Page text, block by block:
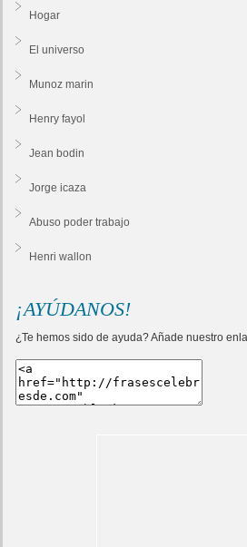
Hogar
El universo
Munoz marin
Henry fayol
Jean bodin
Jorge icaza
Abuso poder trabajo
Henri wallon
¡AYÚDANOS!
¿Te hemos sido de ayuda? Añade nuestro